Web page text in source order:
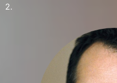
2.